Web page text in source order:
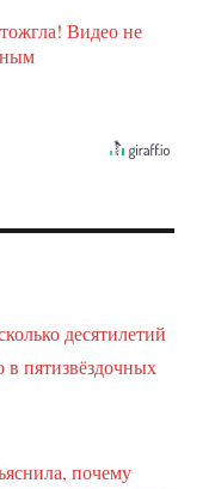
Видео не
десятилетий
в пятизвёздочных
почему